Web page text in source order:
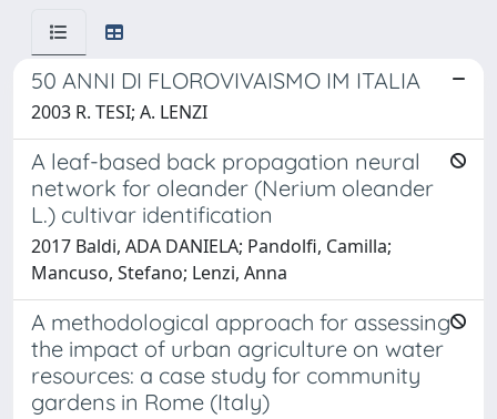
50 ANNI DI FLOROVIVAISMO IM ITALIA
2003 R. TESI; A. LENZI
A leaf-based back propagation neural
network for oleander (Nerium oleander
L.) cultivar identification
2017 Baldi, ADA DANIELA; Pandolfi, Camilla;
Mancuso, Stefano; Lenzi, Anna
A methodological approach for assessing
the impact of urban agriculture on water
resources: a case study for community
gardens in Rome (Italy)